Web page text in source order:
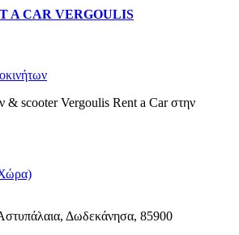
A CAR VERGOULIS
& scooter Vergoulis Rent a Car στην
Δωδεκάνησα, 85900